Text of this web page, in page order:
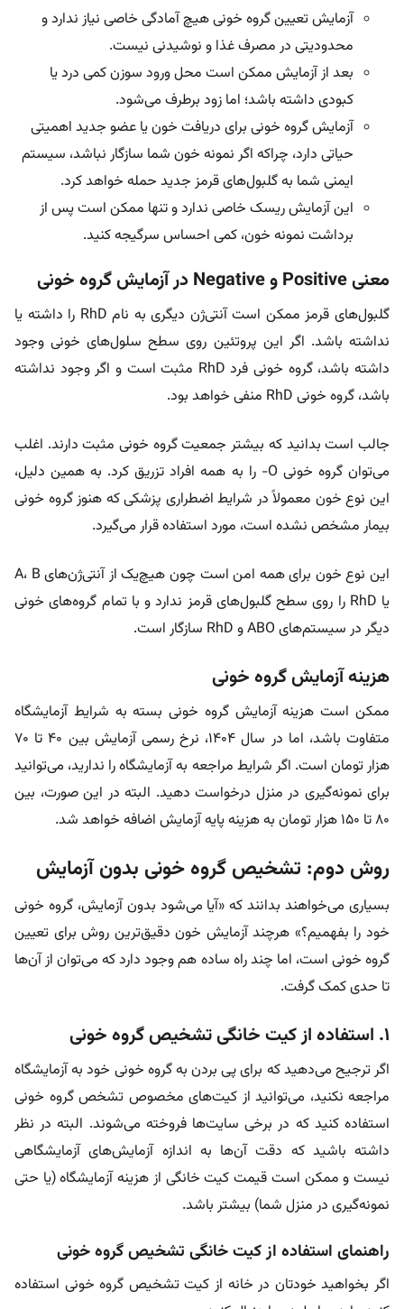
آزمایش تعیین گروه خونی هیچ آمادگی خاصی نیاز ندارد و
محدودیتی در مصرف غذا و نوشیدنی نیست.
بعد از آزمایش ممکن است محل ورود سوزن کمی درد یا
کبودی داشته باشد؛ اما زود برطرف می‌شود.
آزمایش گروه خونی برای دریافت خون یا عضو جدید اهمیتی
حیاتی دارد، چراکه اگر نمونه خون شما سازگار نباشد، سیستم
ایمنی شما به گلبول‌های قرمز جدید حمله خواهد کرد.
این آزمایش ریسک خاصی ندارد و تنها ممکن است پس از
برداشت نمونه خون، کمی احساس سرگیجه کنید.
معنی Positive و Negative در آزمایش گروه خونی
گلبول‌های قرمز ممکن است آنتی‌ژن دیگری به نام RhD را داشته یا
نداشته باشد. اگر این پروتئین روی سطح سلول‌های خونی وجود
داشته باشد، گروه خونی فرد RhD مثبت است و اگر وجود نداشته
باشد، گروه خونی RhD منفی خواهد بود.
جالب است بدانید که بیشتر جمعیت گروه خونی مثبت دارند. اغلب
می‌توان گروه خونی O- را به همه افراد تزریق کرد. به همین دلیل،
این نوع خون معمولاً در شرایط اضطراری پزشکی که هنوز گروه خونی
بیمار مشخص نشده است، مورد استفاده قرار می‌گیرد.
این نوع خون برای همه امن است چون هیچ‌یک از آنتی‌ژن‌های A، B
یا RhD را روی سطح گلبول‌های قرمز ندارد و با تمام گروه‌های خونی
دیگر در سیستم‌های ABO و RhD سازگار است.
هزینه آزمایش گروه خونی
ممکن است هزینه آزمایش گروه خونی بسته به شرایط آزمایشگاه
متفاوت باشد، اما در سال ۱۴۰۴، نرخ رسمی آزمایش بین ۴۰ تا ۷۰
هزار تومان است. اگر شرایط مراجعه به آزمایشگاه را ندارید، می‌توانید
برای نمونه‌گیری در منزل درخواست دهید. البته در این صورت، بین
۸۰ تا ۱۵۰ هزار تومان به هزینه پایه آزمایش اضافه خواهد شد.
روش دوم: تشخیص گروه خونی بدون آزمایش
بسیاری می‌خواهند بدانند که «آیا می‌شود بدون آزمایش، گروه خونی
خود را بفهمیم؟» هرچند آزمایش خون دقیق‌ترین روش برای تعیین
گروه خونی است، اما چند راه ساده هم وجود دارد که می‌توان از آن‌ها
تا حدی کمک گرفت.
۱. استفاده از کیت خانگی تشخیص گروه خونی
اگر ترجیح می‌دهید که برای پی بردن به گروه خونی خود به آزمایشگاه
مراجعه نکنید، می‌توانید از کیت‌های مخصوص تشخص گروه خونی
استفاده کنید که در برخی سایت‌ها فروخته می‌شوند. البته در نظر
داشته باشید که دقت آن‌ها به اندازه آزمایش‌های آزمایشگاهی
نیست و ممکن است قیمت کیت خانگی از هزینه آزمایشگاه (یا حتی
نمونه‌گیری در منزل شما) بیشتر باشد.
راهنمای استفاده از کیت خانگی تشخیص گروه خونی
اگر بخواهید خودتان در خانه از کیت تشخیص گروه خونی استفاده